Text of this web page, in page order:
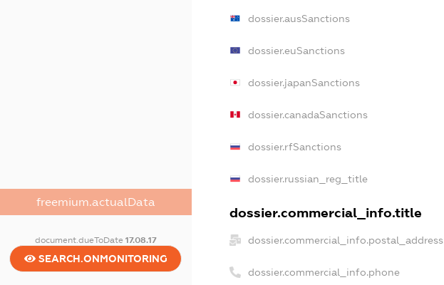
freemium.actualData
document.dueToDate 17.08.17
SEARCH.ONMONITORING
dossier.ausSanctions
dossier.euSanctions
dossier.japanSanctions
dossier.canadaSanctions
dossier.rfSanctions
dossier.russian_reg_title
dossier.commercial_info.title
dossier.commercial_info.postal_address
dossier.commercial_info.phone